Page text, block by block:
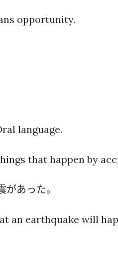
opportunity.
language.
that happen by
があった。
an earthquake will